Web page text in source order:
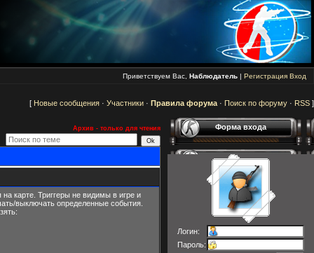
Приветствуем Вас, Наблюдатель | Регистрация Вход
[ Новые сообщения · Участники · Правила форума · Поиск по форуму · RSS ]
Архив - только для чтения
карте. Триггеры не видимы в игре и
выключать определенные события.
Форма входа
Логин:
Пароль: